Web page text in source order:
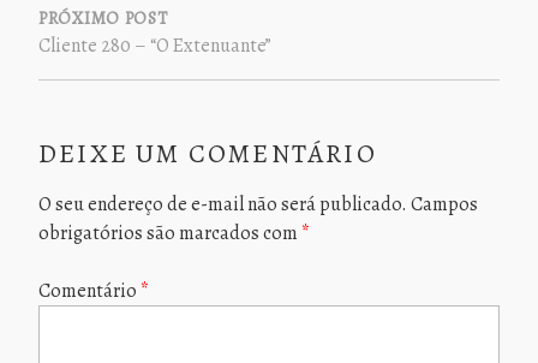
PRÓXIMO POST
Cliente 280 – “O Extenuante”
DEIXE UM COMENTÁRIO
O seu endereço de e-mail não será publicado. Campos
obrigatórios são marcados com *
Comentário *